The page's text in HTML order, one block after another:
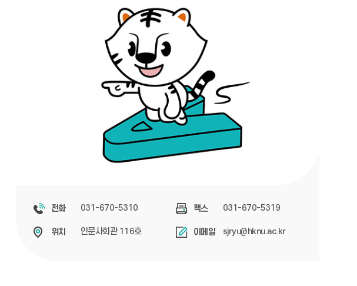
전화 031-670-5310 팩스 031-670-5319
위치 인문사회관 116호 이메일 sjryu@hknu.ac.kr